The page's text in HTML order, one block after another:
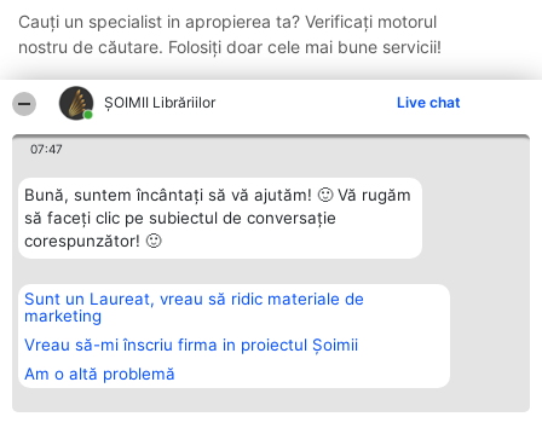
ȘOIMII Librăriilor Live chat
07:47
Bună, suntem încântați să vă ajutăm! 🙂 Vă rugăm
să faceți clic pe subiectul de conversație
corespunzător! 🙂
Sunt un Laureat, vreau să ridic materiale de
marketing
Vreau să-mi înscriu firma in proiectul Șoimii
Am o altă problemă
Cauți un specialist in apropierea ta? Verificați motorul
nostru de căutare. Folosiți doar cele mai bune servicii!
Organizator Ranking
BRIGHT SOLUTIONS BR SRL
Aleea Timisul De Sus 2 Bl. A30
Sc. A Et. 4 Ap. 13 Cod 061952
București
CUI 36737675
Plebiscyt
Lista Tuturor
Laureaților
Statut
Contact